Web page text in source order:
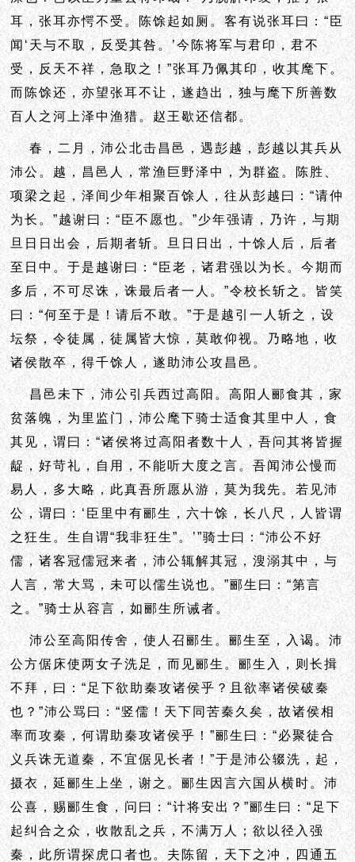
耳，张耳亦愕不受。陈馀起如厕。客有说张耳曰：“臣
闻‘天与不取，反受其咎。’今陈将军与君印，君不
受，反天不祥，急取之！”张耳乃佩其印，收其麾下。
而陈馀还，亦望张耳不让，遂趋出，独与麾下所善数
百人之河上泽中渔猎。赵王歇还信都。
春，二月，沛公北击昌邑，遇彭越，彭越以其兵从
沛公。越，昌邑人，常渔巨野泽中，为群盗。陈胜、
项梁之起，泽间少年相聚百馀人，往从彭越曰：“请仲
为长。”越谢曰：“臣不愿也。”少年强请，乃许，与期
旦日日出会，后期者斩。旦日日出，十馀人后，后者
至日中。于是越谢曰：“臣老，诸君强以为长。今期而
多后，不可尽诛，诛最后者一人。”令校长斩之。皆笑
曰：“何至于是！请后不敢。”于是越引一人斩之，设
坛祭，令徒属，徒属皆大惊，莫敢仰视。乃略地，收
诸侯散卒，得千馀人，遂助沛公攻昌邑。
昌邑未下，沛公引兵西过高阳。高阳人郦食其，家
贫落魄，为里监门，沛公麾下骑士适食其里中人，食
其见，谓曰：“诸侯将过高阳者数十人，吾问其将皆握
龊，好苛礼，自用，不能听大度之言。吾闻沛公慢而
易人，多大略，此真吾所愿从游，莫为我先。若见沛
公，谓曰：‘臣里中有郦生，六十馀，长八尺，人皆谓
之狂生。生自谓“我非狂生”。’”骑士曰：“沛公不好
儒，诸客冠儒冠来者，沛公辄解其冠，溲溺其中，与
人言，常大骂，未可以儒生说也。”郦生曰：“第言
之。”骑士从容言，如郦生所诫者。
沛公至高阳传舍，使人召郦生。郦生至，入谒。沛
公方倨床使两女子洗足，而见郦生。郦生入，则长揖
不拜，曰：“足下欲助秦攻诸侯乎？且欲率诸侯破秦
也？”沛公骂曰：“竖儒！天下同苦秦久矣，故诸侯相
率而攻秦，何谓助秦攻诸侯乎！”郦生曰：“必聚徒合
义兵诛无道秦，不宜倨见长者！”于是沛公辍洗，起，
摄衣，延郦生上坐，谢之。郦生因言六国从横时。沛
公喜，赐郦生食，问曰：“计将安出？”郦生曰：“足下
起纠合之众，收散乱之兵，不满万人；欲以径入强
秦，此所谓探虎口者也。夫陈留，天下之冲，
四通五